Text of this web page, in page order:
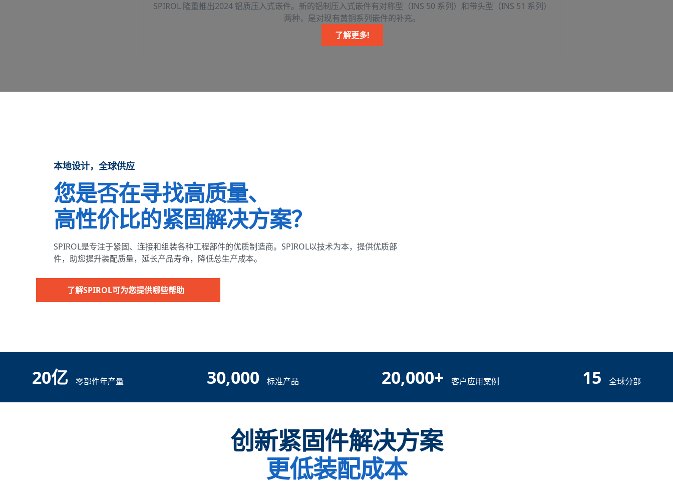
SPIROL 隆重推出2024 铝质压入式嵌件。新的铝制压入式嵌件有对称型（INS 50 系列）和带头型（INS 51 系列）
两种，是对现有黄铜系列嵌件的补充。
了解更多!
德国
墨西哥
本地设计，全球供应
您是否在寻找高质量、
高性价比的紧固解决方案？
SPIROL是专注于紧固、连接和组装各种工程部件的优质制造商。SPIROL以技术为本，提供优质部
件，助您提升装配质量，延长产品寿命，降低总生产成本。
了解SPIROL可为您提供哪些帮助
20亿 零部件年产量 30,000 标准产品 20,000+ 客户应用案例 15 全球分部
创新紧固件解决方案
更低装配成本